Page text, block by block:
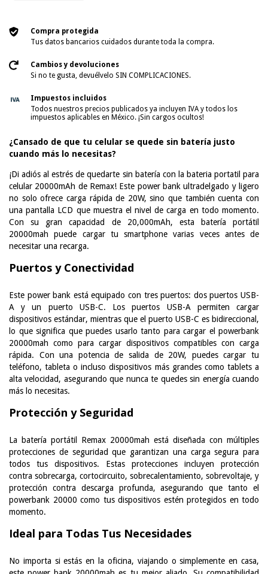
Compra protegida
Tus datos bancarios cuidados durante toda la compra.
Cambios y devoluciones
Si no te gusta, devuélvelo SIN COMPLICACIONES.
Impuestos incluidos
Todos nuestros precios publicados ya incluyen IVA y todos los
impuestos aplicables en México. ¡Sin cargos ocultos!
¿Cansado de que tu celular se quede sin batería justo
cuando más lo necesitas?
¡Di adiós al estrés de quedarte sin batería con la bateria portatil para
celular 20000mAh de Remax! Este power bank ultradelgado y ligero
no solo ofrece carga rápida de 20W, sino que también cuenta con
una pantalla LCD que muestra el nivel de carga en todo momento.
Con su gran capacidad de 20,000mAh, esta batería portátil
20000mah puede cargar tu smartphone varias veces antes de
necesitar una recarga.
Puertos y Conectividad
Este power bank está equipado con tres puertos: dos puertos USB-
A y un puerto USB-C. Los puertos USB-A permiten cargar
dispositivos estándar, mientras que el puerto USB-C es bidireccional,
lo que significa que puedes usarlo tanto para cargar el powerbank
20000mah como para cargar dispositivos compatibles con carga
rápida. Con una potencia de salida de 20W, puedes cargar tu
teléfono, tableta o incluso dispositivos más grandes como tablets a
alta velocidad, asegurando que nunca te quedes sin energía cuando
más lo necesitas.
Protección y Seguridad
La batería portátil Remax 20000mah está diseñada con múltiples
protecciones de seguridad que garantizan una carga segura para
todos tus dispositivos. Estas protecciones incluyen protección
contra sobrecarga, cortocircuito, sobrecalentamiento, sobrevoltaje, y
protección contra descarga profunda, asegurando que tanto el
powerbank 20000 como tus dispositivos estén protegidos en todo
momento.
Ideal para Todas Tus Necesidades
No importa si estás en la oficina, viajando o simplemente en casa,